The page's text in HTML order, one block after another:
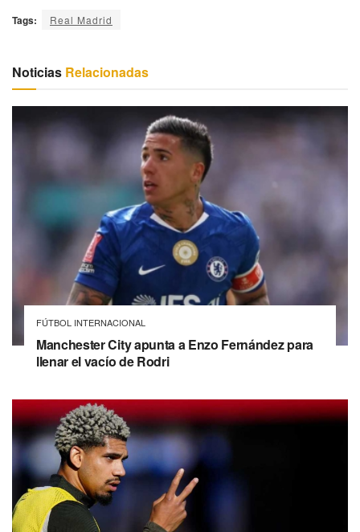
Tags: Real Madrid
Noticias Relacionadas
FÚTBOL INTERNACIONAL
Manchester City apunta a Enzo Fernández para
llenar el vacío de Rodri